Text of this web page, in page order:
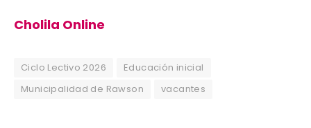
Cholila Online
Ciclo Lectivo 2026
Educación inicial
Municipalidad de Rawson
vacantes